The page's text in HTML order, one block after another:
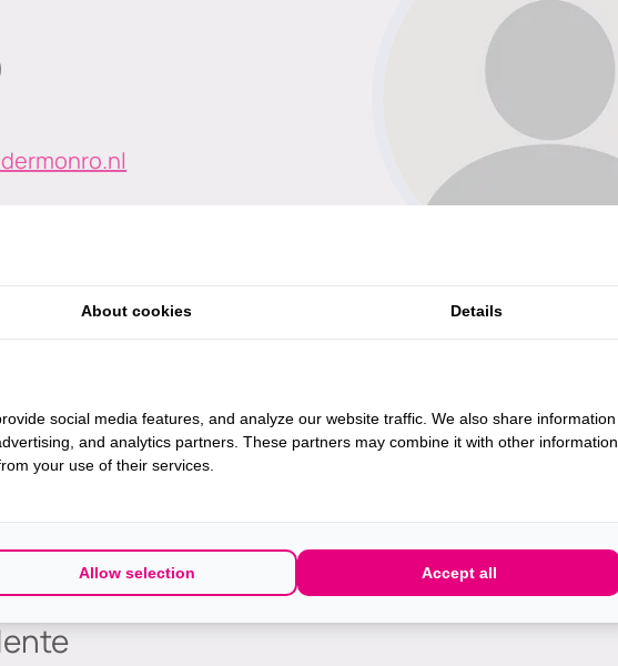
Werken bij
About cookies Details
social media features, and analyze our website traffic. We also share information
and analytics partners. These partners may combine it with other information
your use of their services.
Allow selection Accept all